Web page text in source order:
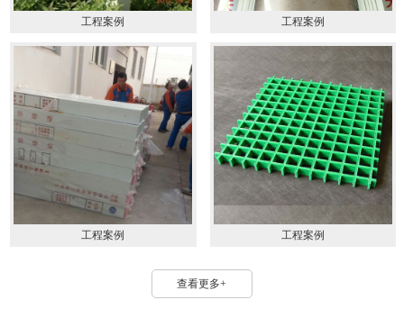
工程案例 工程案例
工程案例 工程案例
查看更多+